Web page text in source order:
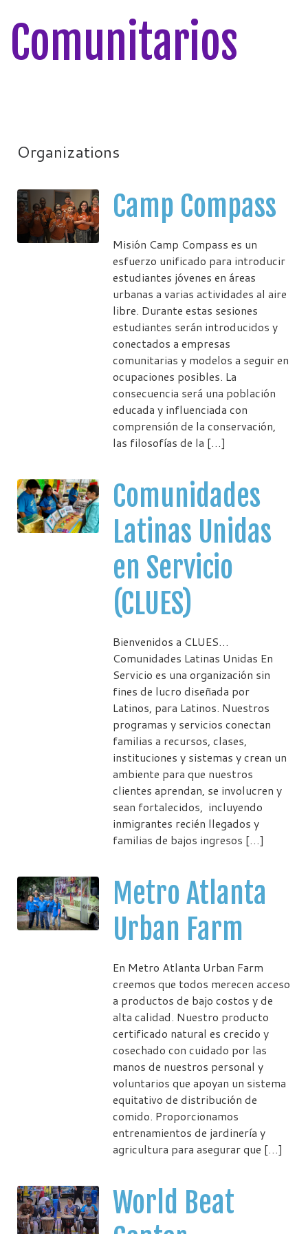
Comunitarios
Organizations
Camp Compass
Misión Camp Compass es un
esfuerzo unificado para introducir
estudiantes jóvenes en áreas
urbanas a varias actividades al aire
libre. Durante estas sesiones
estudiantes serán introducidos y
conectados a empresas
comunitarias y modelos a seguir en
ocupaciones posibles. La
consecuencia será una población
educada y influenciada con
comprensión de la conservación,
las filosofías de la […]
Comunidades
Latinas Unidas
en Servicio
(CLUES)
Bienvenidos a CLUES…
Comunidades Latinas Unidas En
Servicio es una organización sin
fines de lucro diseñada por
Latinos, para Latinos. Nuestros
programas y servicios conectan
familias a recursos, clases,
instituciones y sistemas y crean un
ambiente para que nuestros
clientes aprendan, se involucren y
sean fortalecidos, incluyendo
inmigrantes recién llegados y
familias de bajos ingresos […]
Metro Atlanta
Urban Farm
En Metro Atlanta Urban Farm
creemos que todos merecen acceso
a productos de bajo costos y de
alta calidad. Nuestro producto
certificado natural es crecido y
cosechado con cuidado por las
manos de nuestros personal y
voluntarios que apoyan un sistema
equitativo de distribución de
comido. Proporcionamos
entrenamientos de jardinería y
agricultura para asegurar que […]
World Beat